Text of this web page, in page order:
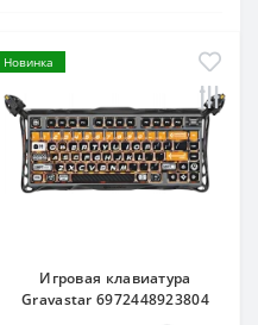
Новинка
Игровая клавиатура
Gravastar 6972448923804